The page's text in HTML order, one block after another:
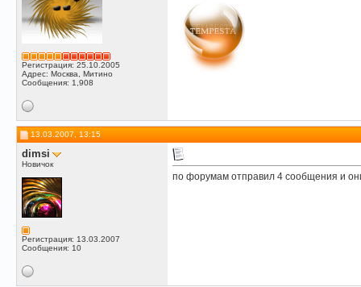
Регистрация: 25.10.2005
Адрес: Москва, Митино
Сообщения: 1,908
13.03.2007, 13:15
dimsi
Новичок
Регистрация: 13.03.2007
Сообщения: 10
по форумам отправил 4 сообщения и